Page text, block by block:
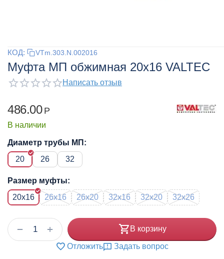
КОД: VTm.303.N.002016
Муфта МП обжимная 20x16 VALTEC
Написать отзыв
486.00 Р
В наличии
Диаметр трубы МП:
20
26 32
Размер муфты:
20x16
26x16 26x20 32x16 32x20 32x26
+
− В корзину
Отложить Задать вопрос